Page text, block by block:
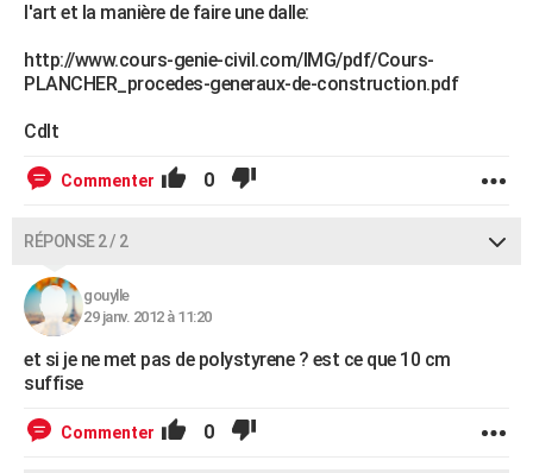
l'art et la manière de faire une dalle:
http://www.cours-genie-civil.com/IMG/pdf/Cours-
PLANCHER_procedes-generaux-de-construction.pdf
Cdlt
Commenter 0
RÉPONSE 2 / 2
gouylle
29 janv. 2012 à 11:20
et si je ne met pas de polystyrene ? est ce que 10 cm
suffise
Commenter 0